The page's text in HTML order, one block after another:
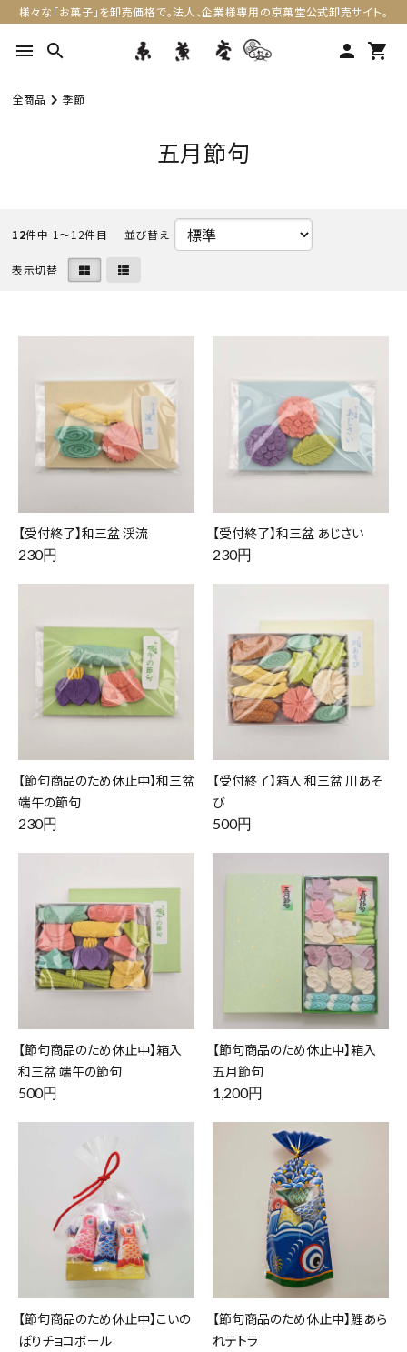
様々な「お菓子」を卸売価格で。法人、企業様専用の京菓堂公式卸売サイト。
menu search person shopping_cart
全商品 季節
五月節句
12件中 1〜12件目
表示切替
【受付終了】和三盆 渓流
230円
【受付終了】和三盆 あじさい
230円
【節句商品のため休止中】和三盆
端午の節句
230円
【受付終了】箱入 和三盆 川あそ
び
500円
【節句商品のため休止中】箱入
和三盆 端午の節句
500円
【節句商品のため休止中】箱入
五月節句
1,200円
【節句商品のため休止中】こいの
ぼりチョコボール
【節句商品のため休止中】鯉あら
れテトラ